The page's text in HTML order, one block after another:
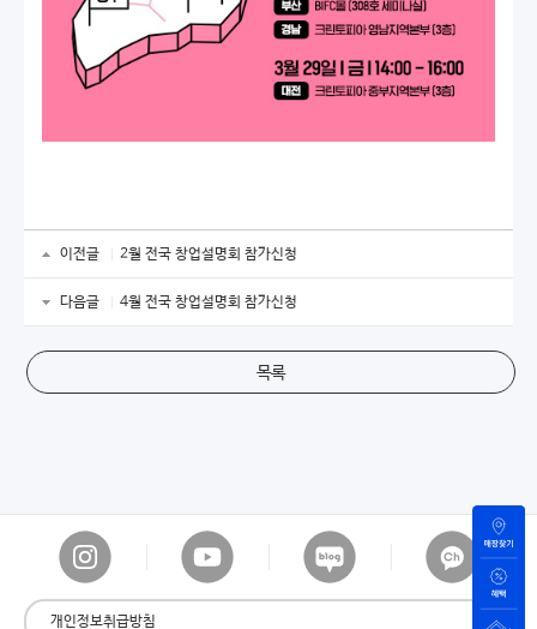
이전글 2월 전국 창업설명회 참가신청
다음글 4월 전국 창업설명회 참가신청
목록
개인정보취급방침